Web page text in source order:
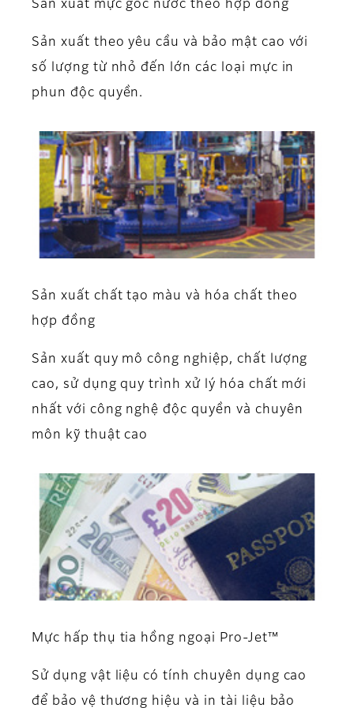
Sản xuất mực gốc nước theo hợp đồng
Sản xuất theo yêu cầu và bảo mật cao với
số lượng từ nhỏ đến lớn các loại mực in
phun độc quyền.
Sản xuất chất tạo màu và hóa chất theo
hợp đồng
Sản xuất quy mô công nghiệp, chất lượng
cao, sử dụng quy trình xử lý hóa chất mới
nhất với công nghệ độc quyền và chuyên
môn kỹ thuật cao
Mực hấp thụ tia hồng ngoại Pro-Jet™
Sử dụng vật liệu có tính chuyên dụng cao
để bảo vệ thương hiệu và in tài liệu bảo